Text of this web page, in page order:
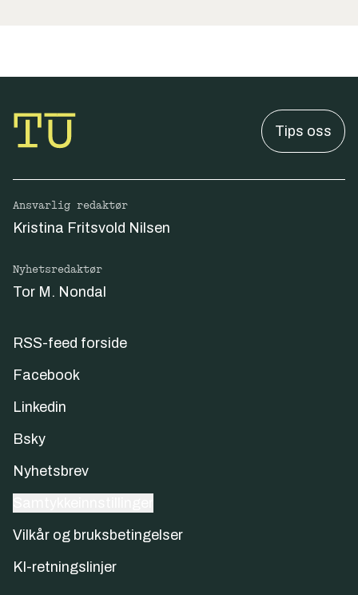
Tips oss
Ansvarlig redaktør
Kristina Fritsvold Nilsen
Nyhetsredaktør
Tor M. Nondal
RSS-feed forside
Facebook
Linkedin
Bsky
Nyhetsbrev
Vilkår og bruksbetingelser
KI-retningslinjer